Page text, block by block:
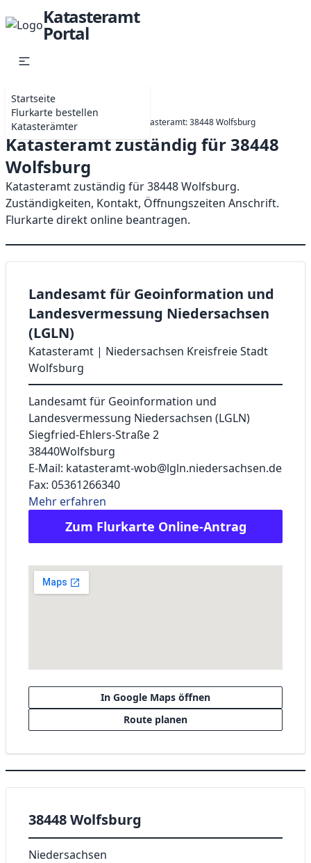
Katasteramt
Portal
Startseite
Flurkarte bestellen
Katasterämter
Startseite Niedersachsen Katasteramt: 38448 Wolfsburg
Katasteramt zuständig für 38448
Wolfsburg
Katasteramt zuständig für 38448 Wolfsburg.
Zuständigkeiten, Kontakt, Öffnungszeiten Anschrift.
Flurkarte direkt online beantragen.
Landesamt für Geoinformation und
Landesvermessung Niedersachsen
(LGLN)
Katasteramt | Niedersachsen Kreisfreie Stadt
Wolfsburg
Landesamt für Geoinformation und
Landesvermessung Niedersachsen (LGLN)
Siegfried-Ehlers-Straße 2
38440Wolfsburg
E-Mail: katasteramt-wob@lgln.niedersachsen.de
Fax: 05361266340
Mehr erfahren
Zum Flurkarte Online-Antrag
In Google Maps öffnen
Route planen
38448 Wolfsburg
Niedersachsen